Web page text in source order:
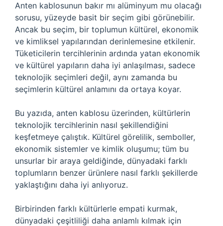
Anten kablosunun bakır mı alüminyum mu olacağı
sorusu, yüzeyde basit bir seçim gibi görünebilir.
Ancak bu seçim, bir toplumun kültürel, ekonomik
ve kimliksel yapılarından derinlemesine etkilenir.
Tüketicilerin tercihlerinin ardında yatan ekonomik
ve kültürel yapıların daha iyi anlaşılması, sadece
teknolojik seçimleri değil, aynı zamanda bu
seçimlerin kültürel anlamını da ortaya koyar.
Bu yazıda, anten kablosu üzerinden, kültürlerin
teknolojik tercihlerinin nasıl şekillendiğini
keşfetmeye çalıştık. Kültürel görelilik, semboller,
ekonomik sistemler ve kimlik oluşumu; tüm bu
unsurlar bir araya geldiğinde, dünyadaki farklı
toplumların benzer ürünlere nasıl farklı şekillerde
yaklaştığını daha iyi anlıyoruz.
Birbirinden farklı kültürlerle empati kurmak,
dünyadaki çeşitliliği daha anlamlı kılmak için